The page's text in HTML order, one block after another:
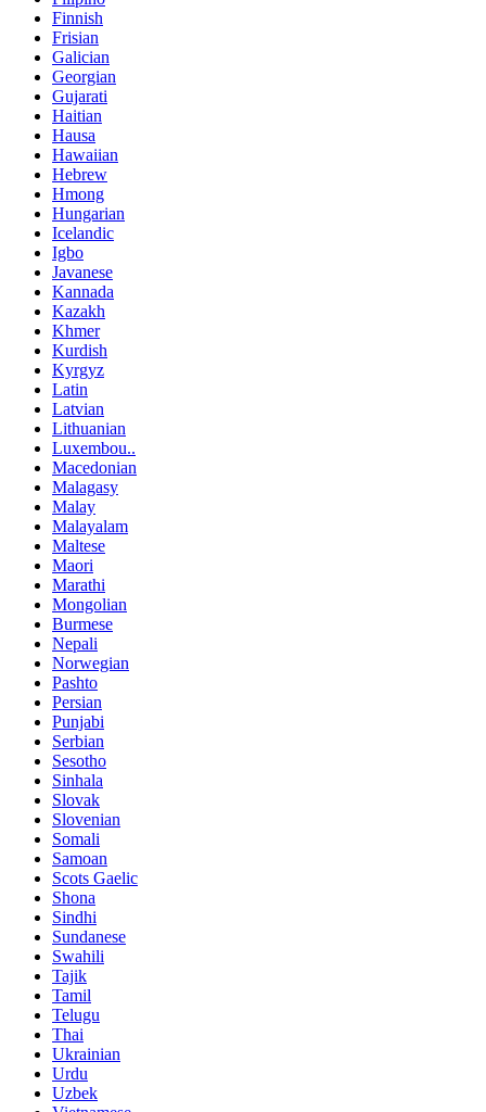
Finnish
Frisian
Galician
Georgian
Gujarati
Haitian
Hausa
Hawaiian
Hebrew
Hmong
Hungarian
Icelandic
Igbo
Javanese
Kannada
Kazakh
Khmer
Kurdish
Kyrgyz
Latin
Latvian
Lithuanian
Luxembou..
Macedonian
Malagasy
Malay
Malayalam
Maltese
Maori
Marathi
Mongolian
Burmese
Nepali
Norwegian
Pashto
Persian
Punjabi
Serbian
Sesotho
Sinhala
Slovak
Slovenian
Somali
Samoan
Scots Gaelic
Shona
Sindhi
Sundanese
Swahili
Tajik
Tamil
Telugu
Thai
Ukrainian
Urdu
Uzbek